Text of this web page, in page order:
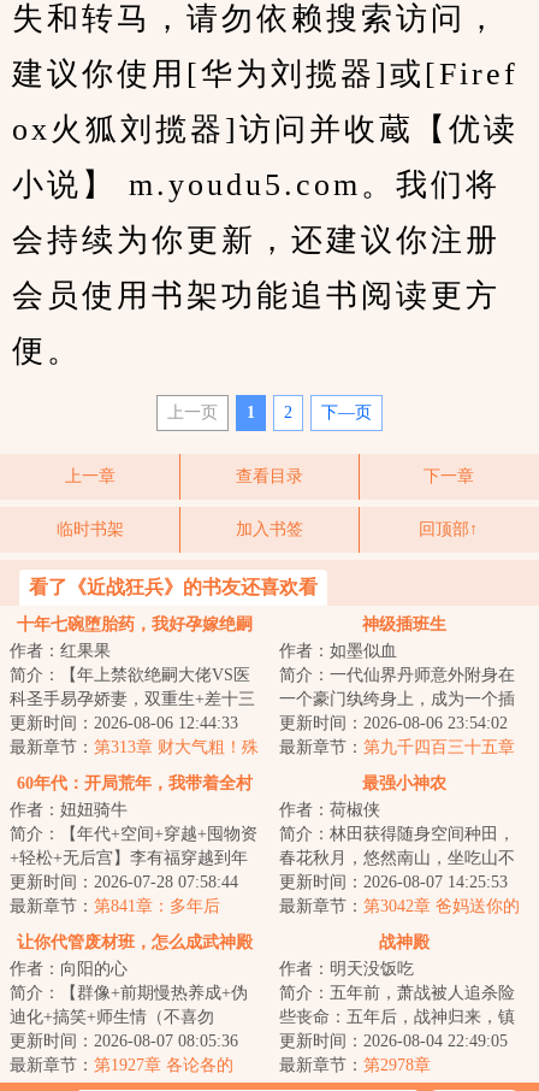
失和转马，请勿依赖搜索访问，
建议你使用[华为刘揽器]或[Firef
ox火狐刘揽器]访问并收蔵【优读
小说】 m.youdu5.com。我们将
会持续为你更新，还建议你注册
会员使用书架功能追书阅读更方
便。
上一页 1 2 下—页
上一章 查看目录 下一章
临时书架 加入书签 回顶部↑
看了《近战狂兵》的书友还喜欢看
十年七碗堕胎药，我好孕嫁绝嗣
他悔疯了
作者：红果果
简介：【年上禁欲绝嗣大佬VS医
科圣手易孕娇妻，双重生+差十三
岁+打脸虐渣+渣夫火葬场】
&lt;br/&gt; 苏婉...
更新时间：2026-08-06 12:44:33
最新章节： 第313章 财大气粗！殊
不知是圈套
神级插班生
作者：如墨似血
简介：一代仙界丹师意外附身在
一个豪门纨绔身上，成为一个插
班生，以一身神奇仙术，混迹于
美女丛中，在都...
更新时间：2026-08-06 23:54:02
最新章节： 第九千四百三十五章
好像不太听话！
60年代：开局荒年，我带着全村
吃肉
作者：妞妞骑牛
简介：【年代+空间+穿越+囤物资
+轻松+无后宫】李有福穿越到年
灾荒年，一个和他同名同姓的男
人身上，并且...
更新时间：2026-07-28 07:58:44
最新章节： 第841章：多年后
最强小神农
作者：荷椒侠
简介：林田获得随身空间种田，
春花秋月，悠然南山，坐吃山不
空。他只想过好自己的小日子，
实力却不允许他...
更新时间：2026-08-07 14:25:53
最新章节： 第3042章 爸妈送你的
让你代管废材班，怎么成武神殿
了
作者：向阳的心
简介：【群像+前期慢热养成+伪
迪化+搞笑+师生情（不喜勿
入）】半个月撵走三个班主任。
面对有着人均混世魔...
更新时间：2026-08-07 08:05:36
最新章节： 第1927章 各论各的
战神殿
作者：明天没饭吃
简介：五年前，萧战被人追杀险
些丧命：五年后，战神归来，镇
压世间一切宵小。...
更新时间：2026-08-04 22:49:05
最新章节： 第2978章